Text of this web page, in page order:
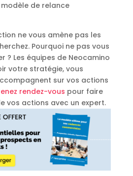
de relance
ne vous amène pas les
Pourquoi ne pas vous
? Les équipes de Neocamino
votre stratégie, vous
sur vos actions
rendez-vous pour faire
vos actions avec un expert.